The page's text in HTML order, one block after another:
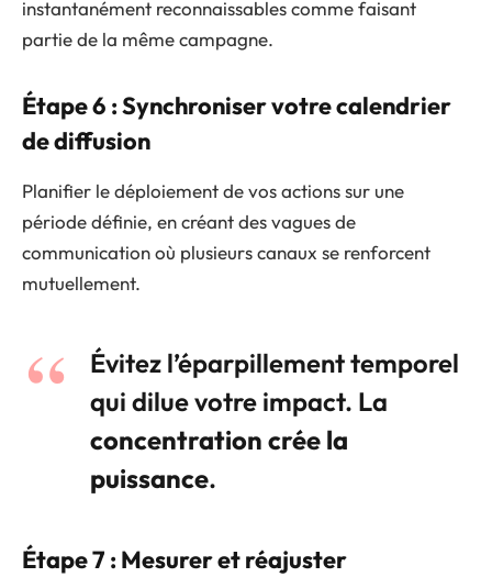
instantanément reconnaissables comme faisant
partie de la même campagne.
Étape 6 : Synchroniser votre calendrier
de diffusion
Planifier le déploiement de vos actions sur une
période définie, en créant des vagues de
communication où plusieurs canaux se renforcent
mutuellement.
Évitez l’éparpillement temporel
qui dilue votre impact. La
concentration crée la
puissance.
Étape 7 : Mesurer et réajuster